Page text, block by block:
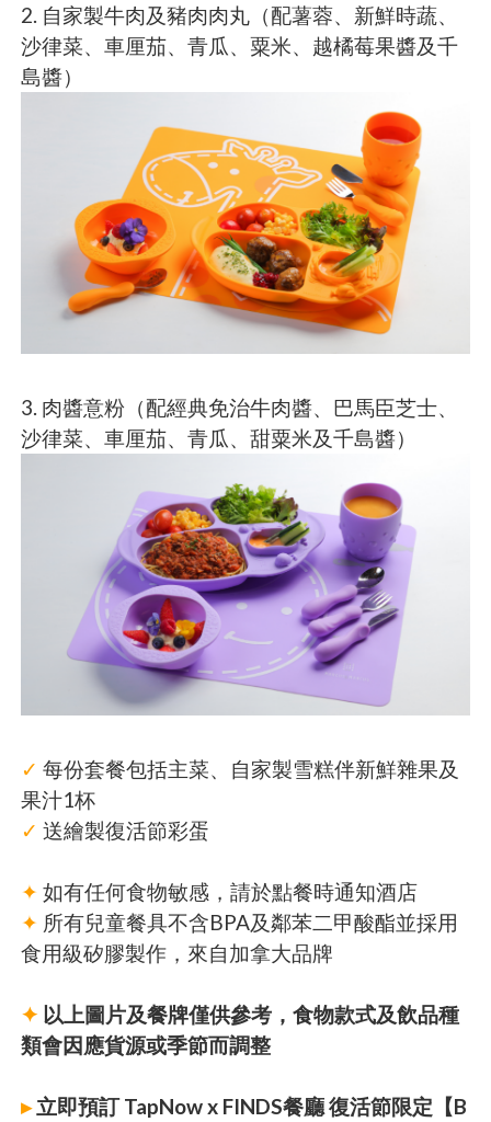
2. 自家製牛肉及豬肉肉丸（配薯蓉、新鮮時蔬、
沙律菜、車厘茄、青瓜、粟米、越橘莓果醬及千
島醬）
3. 肉醬意粉（配經典免治牛肉醬、巴馬臣芝士、
沙律菜、車厘茄、青瓜、甜粟米及千島醬）
✓ 每份套餐包括主菜、自家製雪糕伴新鮮雜果及
果汁1杯
✓ 送繪製復活節彩蛋
✦ 如有任何食物敏感，請於點餐時通知酒店
✦ 所有兒童餐具不含BPA及鄰苯二甲酸酯並採用
食用級矽膠製作，來自加拿大品牌
✦ 以上圖片及餐牌僅供參考，食物款式及飲品種
類會因應貨源或季節而調整
▸立即預訂 TapNow x FINDS餐廳 復活節限定【B